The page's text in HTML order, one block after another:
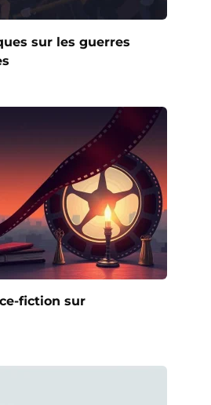
sur les guerres
fiction sur